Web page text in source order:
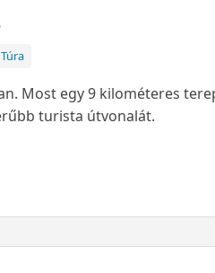
Túra
Most egy 9 kilométeres
turista útvonalát.